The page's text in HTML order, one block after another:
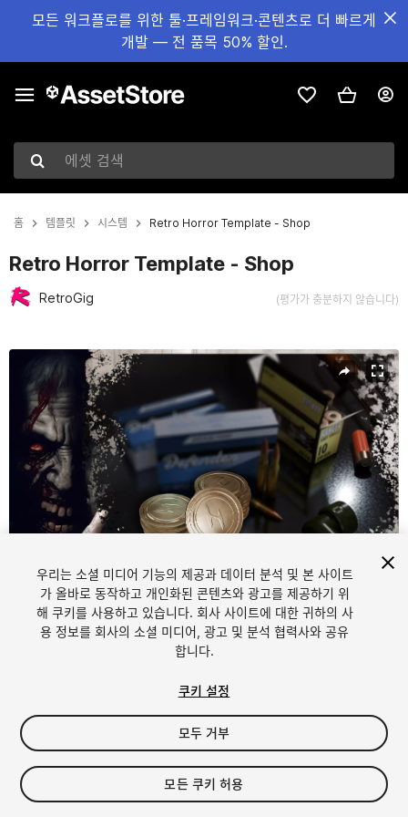
모든 워크플로를 위한 툴·프레임워크·콘텐츠로 더 빠르게
개발 — 전 품목 50% 할인.
에셋 검색
홈 템플릿 시스템 Retro Horror Template - Shop
Retro Horror Template - Shop
RetroGig (평가가 충분하지 않습니다)
현재 슬라이드: 1 / 3
1/3
$4.99
세금/부가세는 결제 시 반영됩니다.
우리는 소셜 미디어 기능의 제공과 데이터 분석 및 본 사이트
가 올바로 동작하고 개인화된 콘텐츠와 광고를 제공하기 위
해 쿠키를 사용하고 있습니다. 회사 사이트에 대한 귀하의 사
용 정보를 회사의 소셜 미디어, 광고 및 분석 협력사와 공유
합니다.
쿠키 설정
모두 거부
모든 쿠키 허용